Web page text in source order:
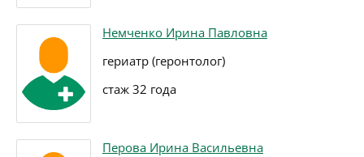
Немченко Ирина Павловна
гериатр (геронтолог)
стаж 32 года
Перова Ирина Васильевна